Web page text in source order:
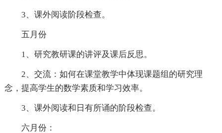
3、课外阅读阶段检查。
五月份
1、研究教研课的讲评及课后反思。
2、交流：如何在课堂教学中体现课题组的研究理
念，提高学生的数学素质和学习效率。
3、课外阅读和日有所诵的阶段检查。
六月份：